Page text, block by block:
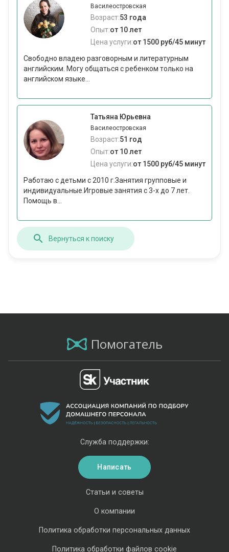
Василеостровская
Возраст:53 года
Опыт:от 10 лет
Цена услуги:от 1500 руб/45 минут
Свободно владею разговорным и литературным
английским. Могу общаться с ребенком только на
английском языке...
Татьяна Юрьевна
Василеостровская
Возраст:51 год
Опыт:от 10 лет
Цена услуги:от 1500 руб/45 минут
Работаю с детьми с 2010 г.Занятия групповые и
индивидуальные.Игровые занятия с 3-х до 7 лет.
Помощь в...
Вернуться к поиску
Помогатель
Статьи и советы
О компании
Политика обработки персональных данных
Политика обработки файлов cookie
Служба поддержки:
Написать